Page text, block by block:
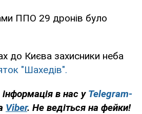
ППО 29 дронів було
до Києва захисники неба
"Шахедів".
інформація в нас у Telegram-
Viber. Не ведіться на фейки!